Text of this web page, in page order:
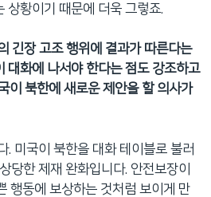
상황이기 때문에 더욱 그렇죠.
긴장 고조 행위에 결과가 따른다는
대화에 나서야 한다는 점도 강조하고
이 북한에 새로운 제안을 할 의사가
. 미국이 북한을 대화 테이블로 불러
당한 제재 완화입니다. 안전보장이
행동에 보상하는 것처럼 보이게 만